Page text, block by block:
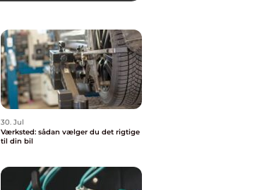
30. Jul
Værksted: sådan vælger du det rigtige
til din bil